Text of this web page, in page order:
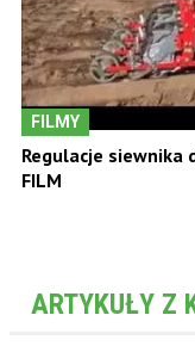
FILMY
Regulacje siewnika
FILM
ARTYKUŁY Z